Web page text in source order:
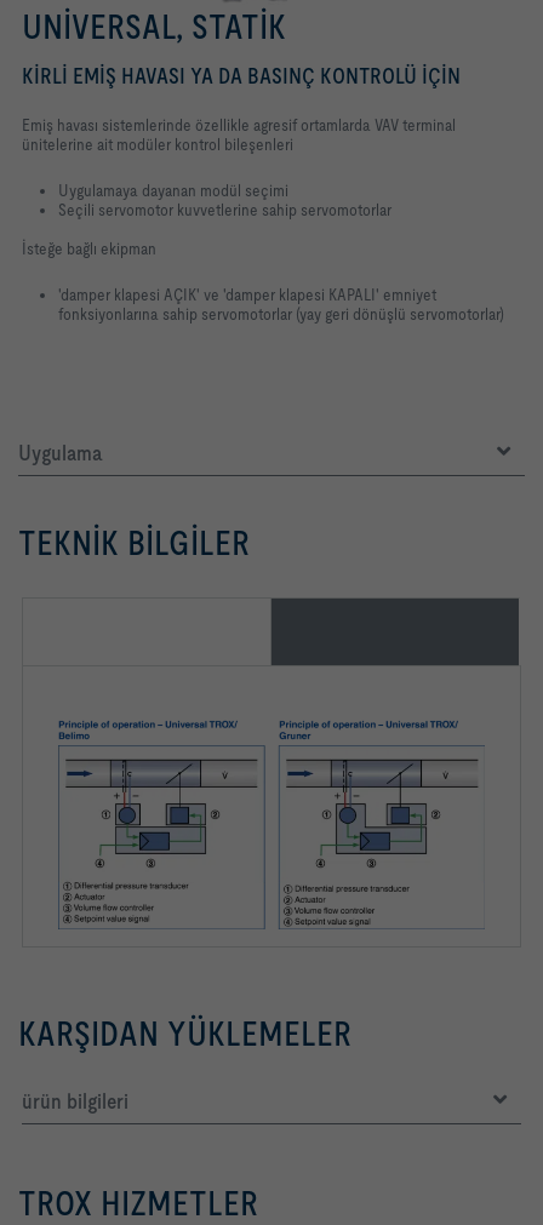
UNIVERSAL, STATIK
KIRLI EMIŞ HAVASI YA DA BASINÇ KONTROLÜ IÇIN
Emiş havası sistemlerinde özellikle agresif ortamlarda VAV terminal
ünitelerine ait modüler kontrol bileşenleri
Uygulamaya dayanan modül seçimi
Seçili servomotor kuvvetlerine sahip servomotorlar
İsteğe bağlı ekipman
'damper klapesi AÇIK' ve 'damper klapesi KAPALI' emniyet
fonksiyonlarına sahip servomotorlar (yay geri dönüşlü servomotorlar)
Uygulama
TEKNIK BILGILER
KARŞIDAN YÜKLEMELER
ürün bilgileri
TROX HIZMETLER